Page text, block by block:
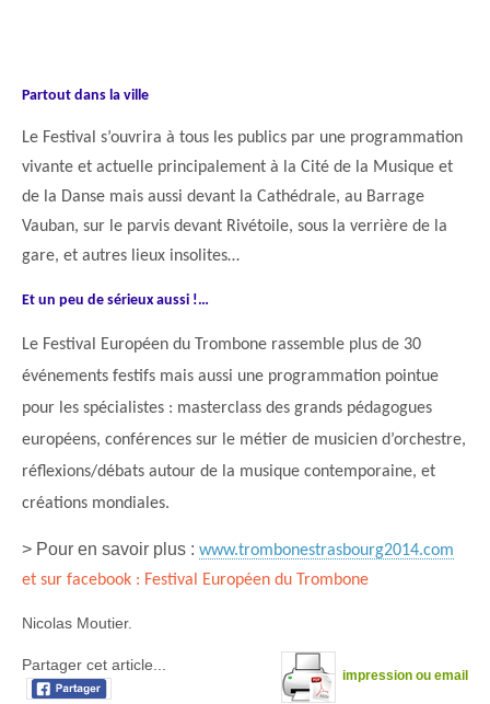
Partout dans la ville
Le Festival s’ouvrira à tous les publics par une programmation
vivante et actuelle principalement à la Cité de la Musique et
de la Danse mais aussi devant la Cathédrale, au Barrage
Vauban, sur le parvis devant Rivétoile, sous la verrière de la
gare, et autres lieux insolites…
Et un peu de sérieux aussi !…
Le Festival Européen du Trombone rassemble plus de 30
événements festifs mais aussi une programmation pointue
pour les spécialistes : masterclass des grands pédagogues
européens, conférences sur le métier de musicien d’orchestre,
réflexions/débats autour de la musique contemporaine, et
créations mondiales.
> Pour en savoir plus : www.trombonestrasbourg2014.com
et sur facebook : Festival Européen du Trombone
Nicolas Moutier.
impression ou email
Partager cet article...